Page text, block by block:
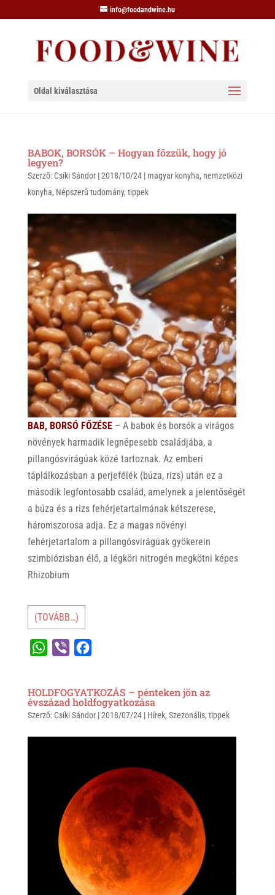
info@foodandwine.hu
Oldal kiválasztása
BABOK, BORSÓK – Hogyan főzzük, hogy jó
legyen?
Szerző: Csíki Sándor|2018/10/24| magyar konyha, nemzetközi
konyha, Népszerű tudomány, tippek
BAB, BORSÓ FŐZÉSE– A babok és borsók a virágos
növények harmadik legnépesebb családjába, a
pillangósvirágúak közé tartoznak. Az emberi
táplálkozásban a perjefélék (búza, rizs) után ez a
második legfontosabb család, amelynek a jelentőségét
a búza és a rizs fehérjetartalmának kétszerese,
háromszorosa adja. Ez a magas növényi
fehérjetartalom a pillangósvirágúak gyökerein
szimbiózisban élő, a légköri nitrogén megkötni képes
Rhizobium
(TOVÁBB…)
t
s
e
r
e
b
HOLDFOGYATKOZÁS – pénteken jön az
évszázad holdfogyatkozása
Szerző: Csíki Sándor|2018/07/24| Hírek, Szezonális, tippek